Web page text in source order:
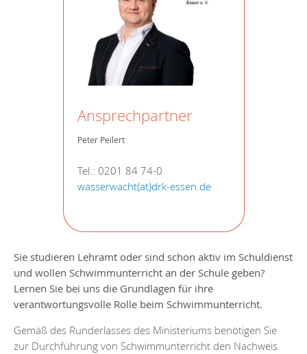
Ansprechpartner
Peter Peilert
Tel.: 0201 84 74-0
wasserwacht(at)drk-essen.de
Sie studieren Lehramt oder sind schon aktiv im Schuldienst
und wollen Schwimmunterricht an der Schule geben?
Lernen Sie bei uns die Grundlagen für ihre
verantwortungsvolle Rolle beim Schwimmunterricht.
Gemäß des Runderlasses des Ministeriums benötigen Sie
zur Durchführung von Schwimmunterricht den Nachweis